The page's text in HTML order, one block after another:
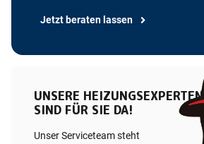
Jetzt beraten lassen
UNSERE HEIZUNGSEXPERTEN
SIND FÜR SIE DA!
Unser Serviceteam steht